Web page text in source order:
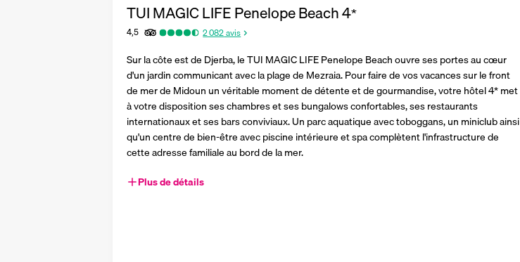
TUI MAGIC LIFE Penelope Beach4*
4,5 2 082avis
Sur la côte est de Djerba, le TUI MAGIC LIFE Penelope Beach ouvre ses portes au cœur
d'un jardin communicant avec la plage de Mezraia. Pour faire de vos vacances sur le front
de mer de Midoun un véritable moment de détente et de gourmandise, votre hôtel 4* met
à votre disposition ses chambres et ses bungalows confortables, ses restaurants
internationaux et ses bars conviviaux. Un parc aquatique avec toboggans, un miniclub ainsi
qu'un centre de bien-être avec piscine intérieure et spa complètent l'infrastructure de
cette adresse familiale au bord de la mer.
Plus de détails